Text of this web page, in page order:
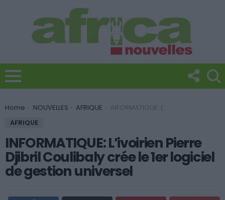
You are here:
Home NOUVELLES AFRIQUE
INFORMATIQUE: L’ivoirien Pierre Djibril Coulibaly crée le 1er logiciel de gestion universel
AFRIQUE
INFORMATIQUE: L’ivoirien Pierre
Djibril Coulibaly crée le 1er logiciel
de gestion universel